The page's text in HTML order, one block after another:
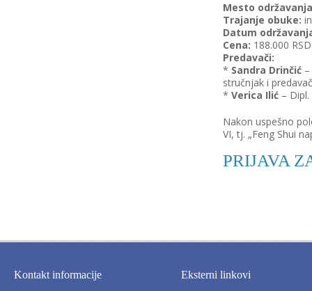
Mesto
Trajanje obuke:
Datum
Cena: 188.000 RSD
Predavači:
* Sandra Drinčić
stručnjak i predavač
* Verica Ilić –
Nakon uspešno
VI, tj. „Feng Shui
PRIJAVA
Kontakt informacije
Eksterni linkovi